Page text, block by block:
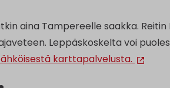
aina Tampereelle saakka.
Leppäskoskelta voi
karttapalvelusta.